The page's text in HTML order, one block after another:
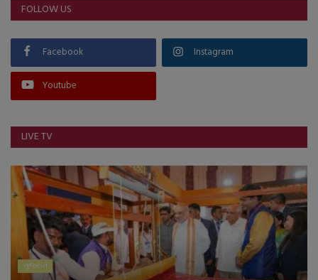
FOLLOW US
Facebook Instagram
Youtube
LIVE TV
ગુજરાત